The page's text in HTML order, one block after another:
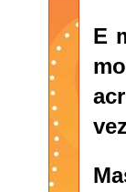
E